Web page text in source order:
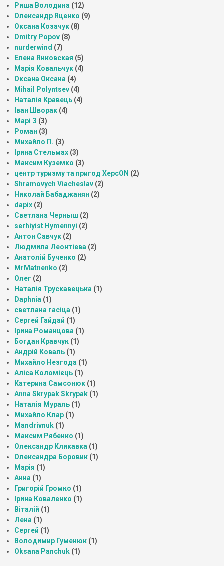
Риша Володина (12)
Олександр Яценко (9)
Оксана Козачук (8)
Dmitry Popov (8)
nurderwind (7)
Елена Янковская (5)
Марія Ковальчук (4)
Оксана Оксана (4)
Mihail Polyntsev (4)
Наталія Кравець (4)
Іван Шворак (4)
Марі З (3)
Роман (3)
Михайло П. (3)
Ірина Стельмах (3)
Максим Куземко (3)
центр туризму та пригод ХерсON (2)
Shramovych Viacheslav (2)
Николай Бабаджанян (2)
dapix (2)
Светлана Черныш (2)
serhiyist Hymennyi (2)
Антон Савчук (2)
Людмила Леонтіева (2)
Анатолій Бученко (2)
MrMatnenko (2)
Олег (2)
Наталія Трускавецька (1)
Daphnia (1)
светлана гасіца (1)
Сергей Гайдай (1)
Ірина Романцова (1)
Богдан Кравчук (1)
Андрій Коваль (1)
Михайло Незгода (1)
Аліса Коломієць (1)
Катерина Самсонюк (1)
Anna Skrypak Skrypak (1)
Наталія Мураль (1)
Михайло Клар (1)
Mandrivnuk (1)
Максим Рябенко (1)
Олександр Кликавка (1)
Олександра Боровик (1)
Марія (1)
Анна (1)
Григорій Громко (1)
Ірина Коваленко (1)
Віталій (1)
Лена (1)
Сергей (1)
Володимир Гуменюк (1)
Oksana Panchuk (1)